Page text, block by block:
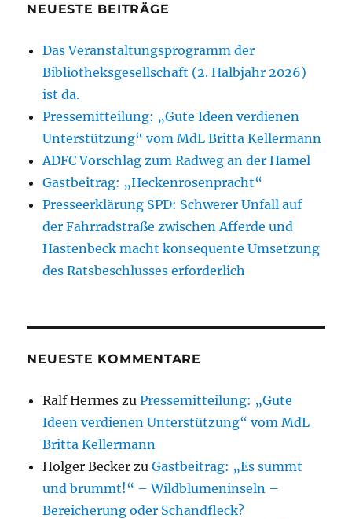
NEUESTE BEITRÄGE
Das Veranstaltungsprogramm der
Bibliotheksgesellschaft (2. Halbjahr 2026)
ist da.
Pressemitteilung: „Gute Ideen verdienen
Unterstützung“ vom MdL Britta Kellermann
ADFC Vorschlag zum Radweg an der Hamel
Gastbeitrag: „Heckenrosenpracht“
Presseerklärung SPD: Schwerer Unfall auf
der Fahrradstraße zwischen Afferde und
Hastenbeck macht konsequente Umsetzung
des Ratsbeschlusses erforderlich
NEUESTE KOMMENTARE
Ralf Hermes zuPressemitteilung: „Gute
Ideen verdienen Unterstützung“ vom MdL
Britta Kellermann
Holger Becker zuGastbeitrag: „Es summt
und brummt!“ – Wildblumeninseln –
Bereicherung oder Schandfleck?